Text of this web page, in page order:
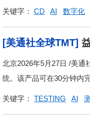
关键字： CD AI 数字化
[美通社全球TMT]
北京2026年5月27日 /美通
统。该产品可在30分钟内
关键字： TESTING AI